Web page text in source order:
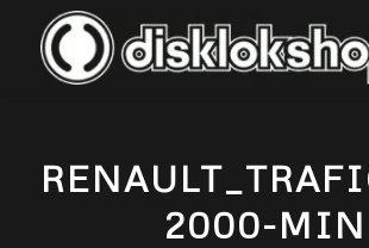
2000-MIN